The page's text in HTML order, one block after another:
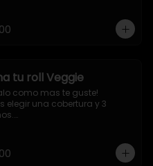
tu roll Veggie
como mas te guste!
elegir una cobertura y 3